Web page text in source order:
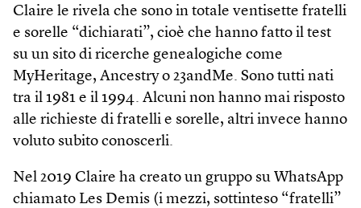
Claire le rivela che sono in totale ventisette fratelli
e sorelle “dichiarati”, cioè che hanno fatto il test
su un sito di ricerche genealogiche come
MyHeritage, Ancestry o 23andMe. Sono tutti nati
tra il 1981 e il 1994. Alcuni non hanno mai risposto
alle richieste di fratelli e sorelle, altri invece hanno
voluto subito conoscerli.
Nel 2019 Claire ha creato un gruppo su WhatsApp
chiamato Les Demis (i mezzi, sottinteso “fratelli”